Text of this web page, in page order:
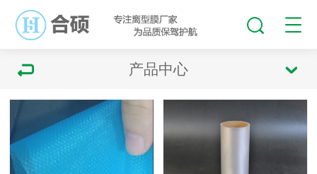
产品中心